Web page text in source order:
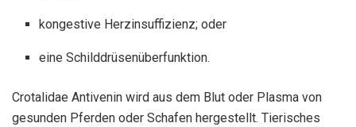
kongestive Herzinsuffizienz; oder
eine Schilddrüsenüberfunktion.
Crotalidae Antivenin wird aus dem Blut oder Plasma von
gesunden Pferden oder Schafen hergestellt. Tierisches